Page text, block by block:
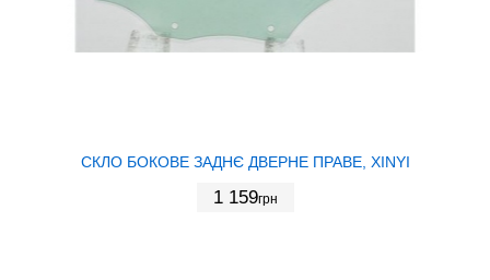
СКЛО БОКОВЕ ЗАДНЄ ДВЕРНЕ ПРАВЕ, XINYI
1 159грн